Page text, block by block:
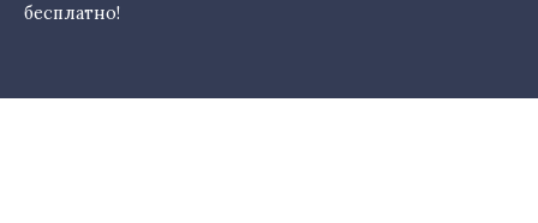
бесплатно!